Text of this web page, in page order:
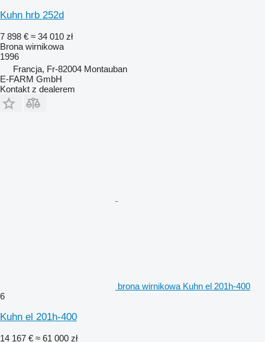
Kuhn hrb 252d
7 898 € ≈ 34 010 zł
Brona wirnikowa
1996
Francja, Fr-82004 Montauban
E-FARM GmbH
Kontakt z dealerem
brona wirnikowa Kuhn el 201h-400
6
Kuhn el 201h-400
14 167 € ≈ 61 000 zł